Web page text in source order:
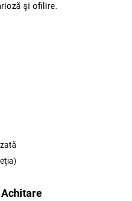
şi ofilire.
Achitare